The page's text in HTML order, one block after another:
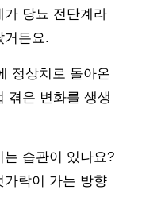
가 당뇨 전단계라
거든요.
정상치로 돌아온
겪은 변화를 생생
습관이 있나요?
가락이 가는 방향